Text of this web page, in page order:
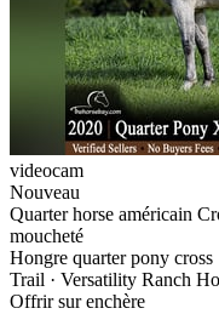
videocam
Nouveau
Quarter horse américain
moucheté
Hongre quarter pony cross
Trail · Versatility Ranch
Offrir sur enchère